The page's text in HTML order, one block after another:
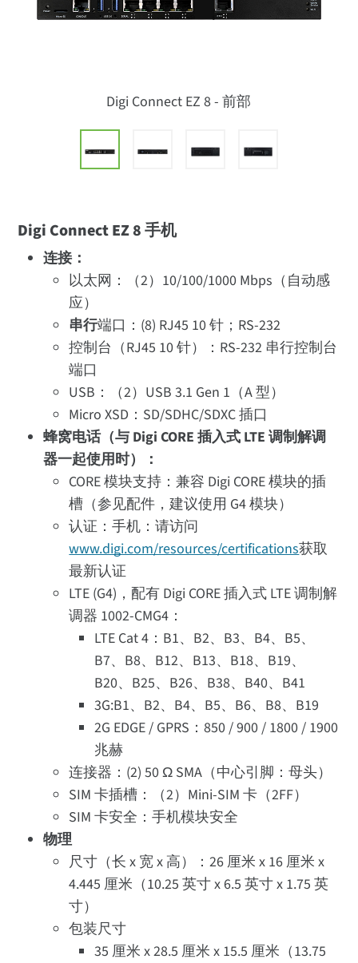
Digi Connect EZ 8 - 前部
Digi Connect EZ 8 手机
连接：
以太网：（2）10/100/1000 Mbps（自动感
应）
串行端口：(8) RJ45 10 针；RS-232
控制台（RJ45 10 针）：RS-232 串行控制台
端口
USB：（2）USB 3.1 Gen 1（A 型）
Micro XSD：SD/SDHC/SDXC 插口
蜂窝电话（与 Digi CORE 插入式 LTE 调制解调
器一起使用时）：
CORE 模块支持：兼容 Digi CORE 模块的插
槽（参见配件，建议使用 G4 模块）
认证：手机：请访问
www.digi.com/resources/certifications获取
最新认证
LTE (G4)，配有 Digi CORE 插入式 LTE 调制解
调器 1002-CMG4：
LTE Cat 4：B1、B2、B3、B4、B5、
B7、B8、B12、B13、B18、B19、
B20、B25、B26、B38、B40、B41
3G:B1、B2、B4、B5、B6、B8、B19
2G EDGE / GPRS：850 / 900 / 1800 / 1900
兆赫
连接器：(2) 50 Ω SMA（中心引脚：母头）
SIM 卡插槽：（2）Mini-SIM 卡（2FF）
SIM 卡安全：手机模块安全
物理
尺寸（长 x 宽 x 高）：26 厘米 x 16 厘米 x
4.445 厘米（10.25 英寸 x 6.5 英寸 x 1.75 英
寸）
包装尺寸
35 厘米 x 28.5 厘米 x 15.5 厘米（13.75